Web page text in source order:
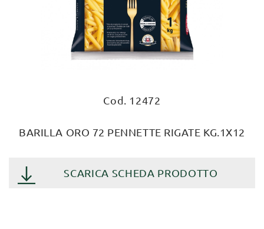
Cod. 12472
BARILLA ORO 72 PENNETTE RIGATE KG.1X12
SCARICA SCHEDA PRODOTTO